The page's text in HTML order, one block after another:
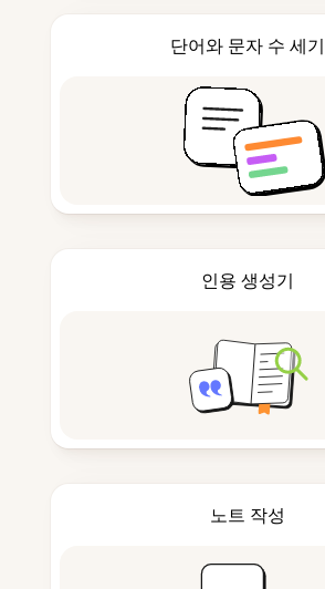
단어와 문자 수 세기
인용 생성기
노트 작성